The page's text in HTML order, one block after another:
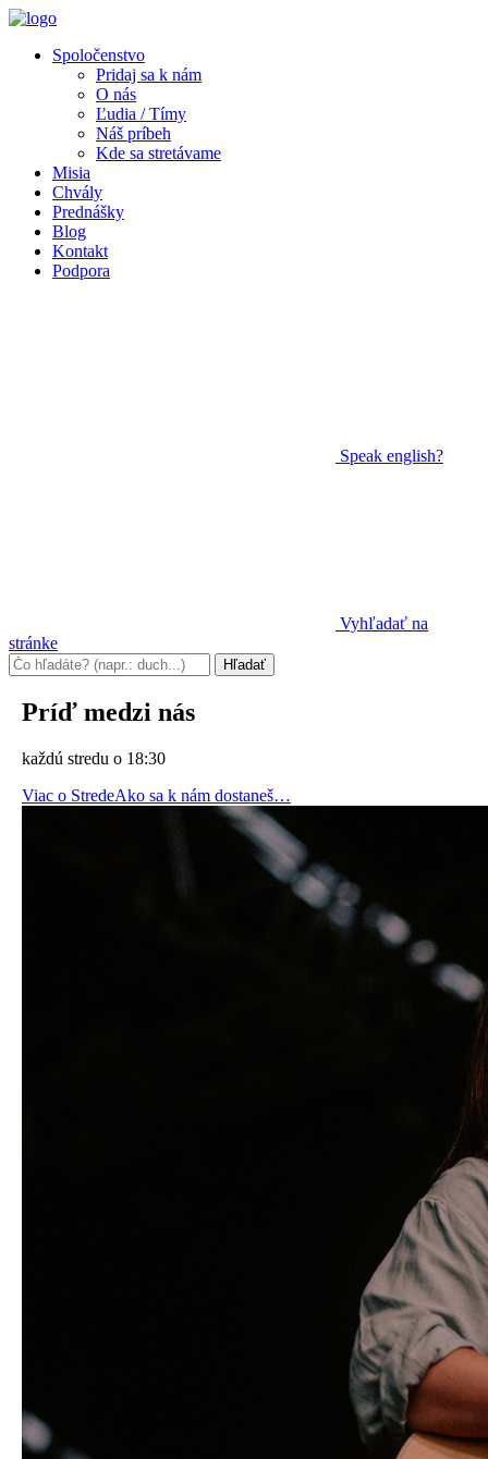
Spoločenstvo
Pridaj sa k nám
O nás
Ľudia / Tímy
Náš príbeh
Kde sa stretávame
Misia
Chvály
Prednášky
Blog
Kontakt
Podpora
Speak english?
Vyhľadať na
stránke
Príď medzi nás
každú stredu o 18:30
Viac o StredeAko sa k nám dostaneš…